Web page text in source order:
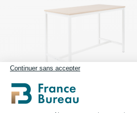
Continuer sans accepter
Table haute